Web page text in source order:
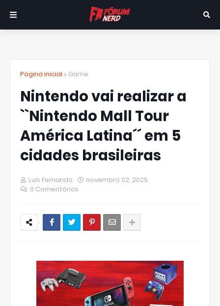
Página inicial Game
Nintendo vai realizar a
``Nintendo Mall Tour
América Latina´´ em 5
cidades brasileiras
Luís Fernando
novembro 02, 2025
0 Comentários